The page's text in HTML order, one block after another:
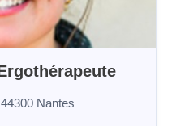
Nantes